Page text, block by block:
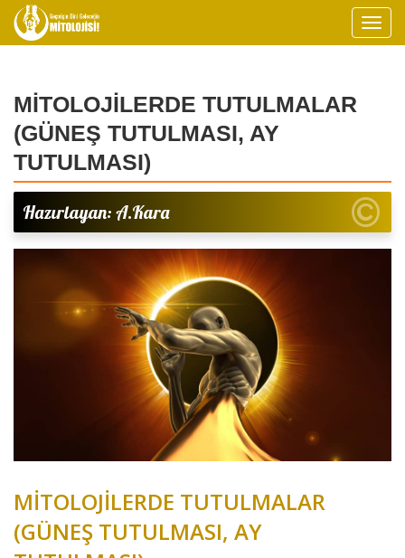
MİTOLOJİLERDE TUTULMALAR
(GÜNEŞ TUTULMASI, AY
TUTULMASI)
Hazırlayan: A.Kara
MİTOLOJİLERDE TUTULMALAR
(GÜNEŞ TUTULMASI, AY